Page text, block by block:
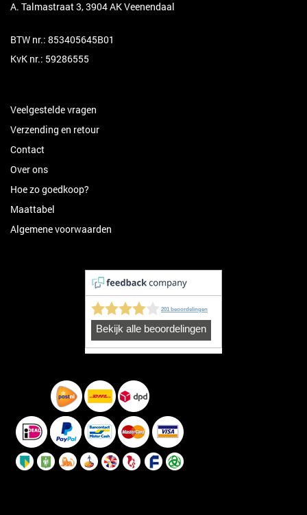
A. Talmastraat 3, 3904 AK Veenendaal
BTW nr.: 853405645B01
KvK nr.: 59286555
Veelgestelde vragen
Verzending en retour
Contact
Over ons
Hoe zo goedkoop?
Maattabel
Algemene voorwaarden